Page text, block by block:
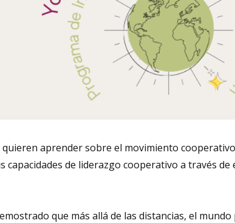
quieren aprender sobre el movimiento
capacidades de liderazgo cooperativo a través
que más allá de las distancias, el